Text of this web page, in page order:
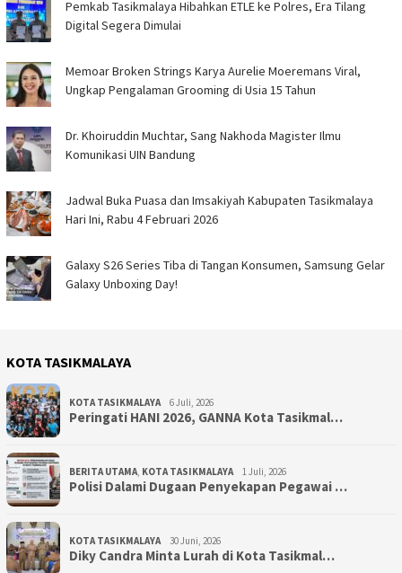
Pemkab Tasikmalaya Hibahkan ETLE ke Polres, Era Tilang
Digital Segera Dimulai
Memoar Broken Strings Karya Aurelie Moeremans Viral,
Ungkap Pengalaman Grooming di Usia 15 Tahun
Dr. Khoiruddin Muchtar, Sang Nakhoda Magister Ilmu
Komunikasi UIN Bandung
Jadwal Buka Puasa dan Imsakiyah Kabupaten Tasikmalaya
Hari Ini, Rabu 4 Februari 2026
Galaxy S26 Series Tiba di Tangan Konsumen, Samsung Gelar
Galaxy Unboxing Day!
KOTA TASIKMALAYA
KOTA TASIKMALAYA 6 Juli, 2026
Peringati HANI 2026, GANNA Kota Tasikmal…
BERITA UTAMA KOTA TASIKMALAYA 1 Juli, 2026
Polisi Dalami Dugaan Penyekapan Pegawai …
KOTA TASIKMALAYA 30 Juni, 2026
Diky Candra Minta Lurah di Kota Tasikmal…